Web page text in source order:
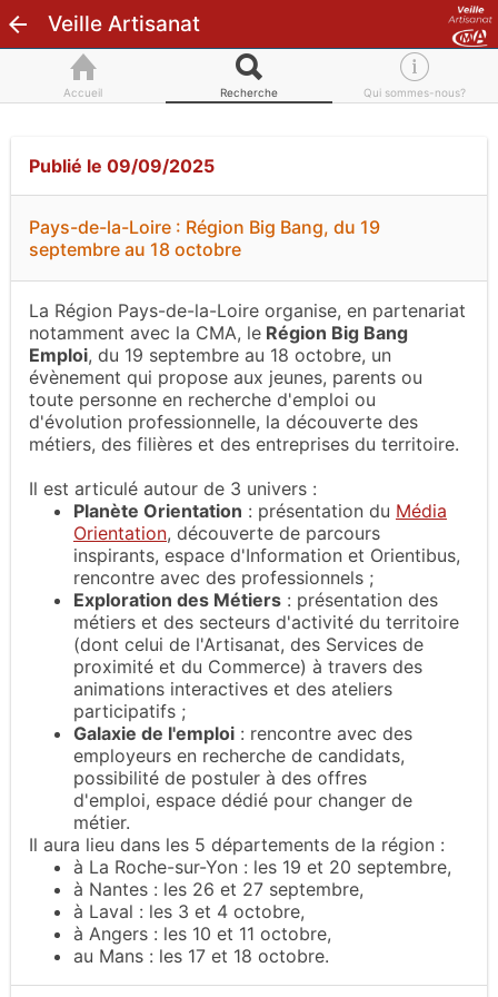
Veille Artisanat
Accueil Recherche Qui sommes-nous?
Publié le 09/09/2025
Pays-de-la-Loire : Région Big Bang, du 19
septembre au 18 octobre
La Région Pays-de-la-Loire organise, en partenariat
notamment avec la CMA, le Région Big Bang
Emploi, du 19 septembre au 18 octobre, un
évènement qui propose aux jeunes, parents ou
toute personne en recherche d'emploi ou
d'évolution professionnelle, la découverte des
métiers, des filières et des entreprises du territoire.
Il est articulé autour de 3 univers :
Planète Orientation : présentation du Média
Orientation, découverte de parcours
inspirants, espace d'Information et Orientibus,
rencontre avec des professionnels ;
Exploration des Métiers : présentation des
métiers et des secteurs d'activité du territoire
(dont celui de l'Artisanat, des Services de
proximité et du Commerce) à travers des
animations interactives et des ateliers
participatifs ;
Galaxie de l'emploi : rencontre avec des
employeurs en recherche de candidats,
possibilité de postuler à des offres
d'emploi, espace dédié pour changer de
métier.
Il aura lieu dans les 5 départements de la région :
à La Roche-sur-Yon : les 19 et 20 septembre,
à Nantes : les 26 et 27 septembre,
à Laval : les 3 et 4 octobre,
à Angers : les 10 et 11 octobre,
au Mans : les 17 et 18 octobre.